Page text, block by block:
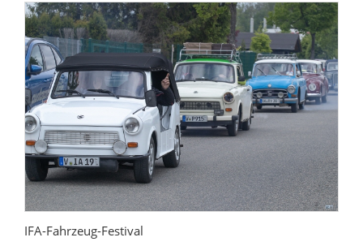
IFA-Fahrzeug-Festival